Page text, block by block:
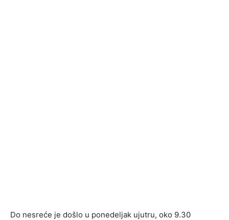
Do nesreće je došlo u ponedeljak ujutru, oko 9.30